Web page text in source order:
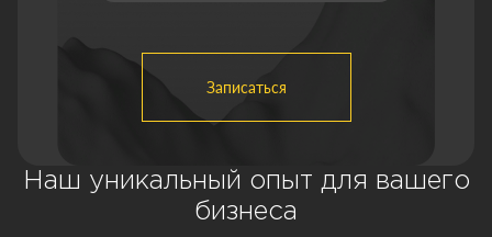
Записаться
Наш уникальный опыт для вашего
бизнеса